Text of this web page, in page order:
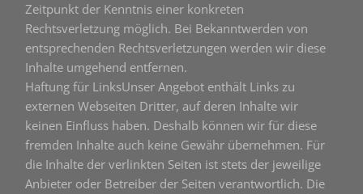
Zeitpunkt der Kenntnis einer konkreten
Rechtsverletzung möglich. Bei Bekanntwerden von
entsprechenden Rechtsverletzungen werden wir diese
Inhalte umgehend entfernen.
Haftung für LinksUnser Angebot enthält Links zu
externen Webseiten Dritter, auf deren Inhalte wir
keinen Einfluss haben. Deshalb können wir für diese
fremden Inhalte auch keine Gewähr übernehmen. Für
die Inhalte der verlinkten Seiten ist stets der jeweilige
Anbieter oder Betreiber der Seiten verantwortlich. Die